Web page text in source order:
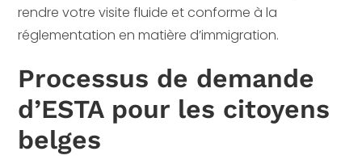
rendre votre visite fluide et conforme à la
réglementation en matière d’immigration.
Processus de demande
d’ESTA pour les citoyens
belges